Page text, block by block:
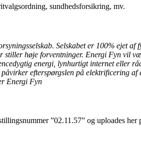
sundhedsforsikring, mv.
Selskabet er 100% ejet
høje forventninger. Energi Fyn vil
energi, lynhurtigt internet eller
efterspørgslen på elektrificering
Energi Fyn
”02.11.57” og uploades her